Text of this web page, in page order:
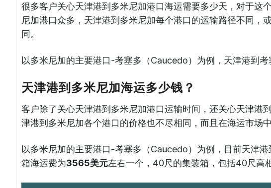
很多客户关心天津港到多米尼加港口海运需要多少天，对于这
尼加港口众多，天津港到多米尼加每个港口的运输路径不同，
同。
以多米尼加的主要港口-考塞多（Caucedo）为例，天津港到
天津港到多米尼加海运多少钱？
客户除了关心天津港到多米尼加港口运输时间，还关心天津港
津港到多米尼加各个港口的价格也不尽相同，而且在海运市场
以多米尼加的主要港口-考塞多（Caucedo）为例，目前天津
箱海运费为3565美元左右一个，40尺的集装箱，包括40尺高